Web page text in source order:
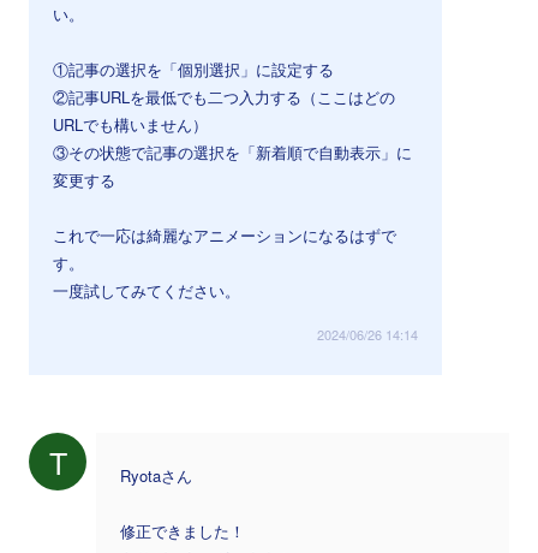
い。
①記事の選択を「個別選択」に設定する
②記事URLを最低でも二つ入力する（ここはどの
URLでも構いません）
③その状態で記事の選択を「新着順で自動表示」に
変更する
これで一応は綺麗なアニメーションになるはずで
す。
一度試してみてください。
2024/06/26 14:14
T Ryotaさん
修正できました！